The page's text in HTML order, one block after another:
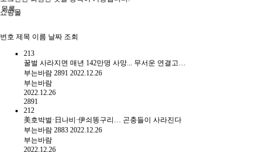
쇼핑몰
목록
번호 제목 이름 날짜 조회
213
꿀벌 사라지면 매년 142만명 사망... 무서운 연결고…
부는바람 2891 2022.12.26
부는바람
2022.12.26
2891
212
美호박벌·日나비·伊쇠똥구리… 곤충들이 사라진다
부는바람 2883 2022.12.26
부는바람
2022.12.26